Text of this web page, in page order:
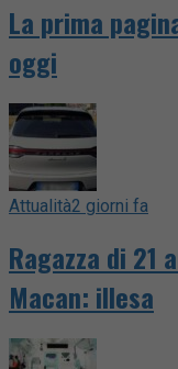
La prima
oggi
Attualità2 giorni fa
Ragazza di 21
Macan: illesa